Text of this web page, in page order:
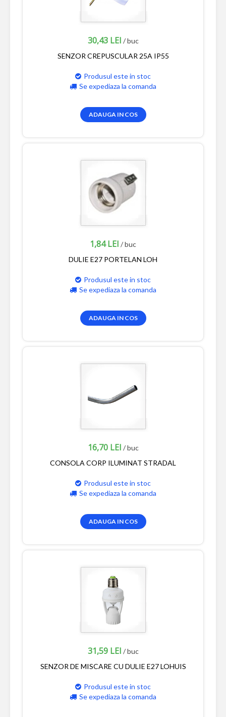
30,43 LEI / buc
SENZOR CREPUSCULAR 25A IP55
Produsul este in stoc
Se expediaza la comanda
ADAUGA IN COS
1,84 LEI / buc
DULIE E27 PORTELAN LOH
Produsul este in stoc
Se expediaza la comanda
ADAUGA IN COS
16,70 LEI / buc
CONSOLA CORP ILUMINAT STRADAL
Produsul este in stoc
Se expediaza la comanda
ADAUGA IN COS
31,59 LEI / buc
SENZOR DE MISCARE CU DULIE E27 LOHUIS
Produsul este in stoc
Se expediaza la comanda